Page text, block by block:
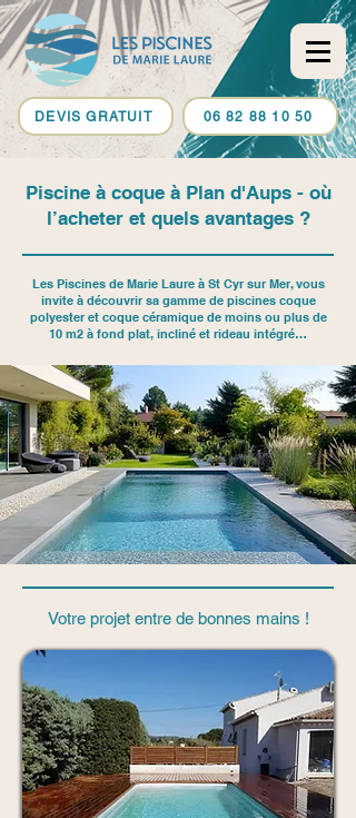
DEVIS GRATUIT 06 82 88 10 50
Piscine à coque à Plan d'Aups - où
l’acheter et quels avantages ?
Les Piscines de Marie Laure à St Cyr sur Mer, vous
invite à découvrir sa gamme de piscines coque
polyester et coque céramique de moins ou plus de
10 m2 à fond plat, incliné et rideau intégré…
Votre projet entre de bonnes mains !